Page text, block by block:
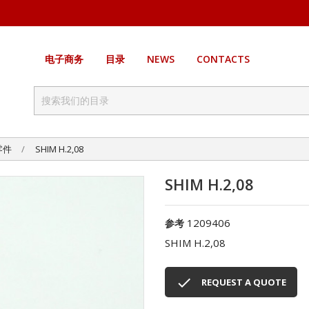
电子商务 目录 NEWS CONTACTS
件 SHIM H.2,08
SHIM H.2,08
参考 1209406
SHIM H.2,08
 REQUEST A QUOTE